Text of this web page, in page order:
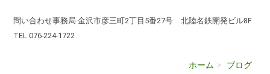
問い合わせ事務局 金沢市彦三町2丁目5番27号 北陸名鉄開発ビル8F
TEL 076-224-1722
ホーム
ブログ